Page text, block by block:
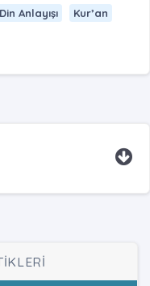
Din Anlayışı
Kur’an